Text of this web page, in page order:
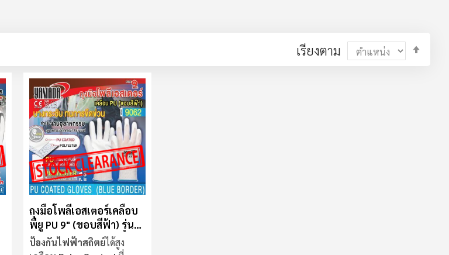
เรียงตาม
ถุงมือโพลีเอสเตอร์เคลือบ
พียู PU 9" (ขอบสีฟ้า) รุ่น
9062
ป้องกันไฟฟ้าสถิตย์ได้สูง